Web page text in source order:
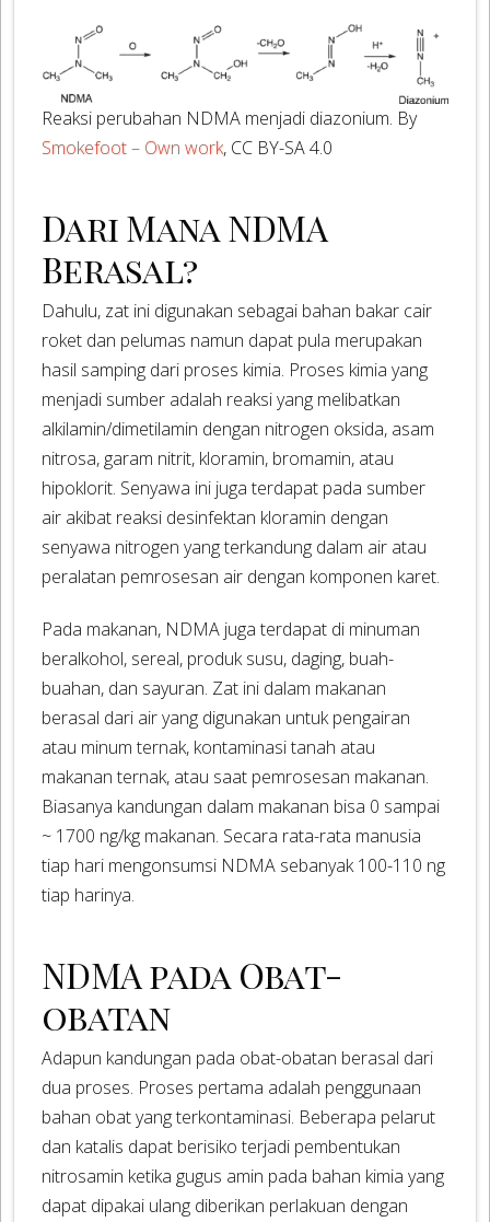
Reaksi perubahan NDMA menjadi diazonium. By
Smokefoot – Own work, CC BY-SA 4.0
Dari Mana NDMA
Berasal?
Dahulu, zat ini digunakan sebagai bahan bakar cair
roket dan pelumas namun dapat pula merupakan
hasil samping dari proses kimia. Proses kimia yang
menjadi sumber adalah reaksi yang melibatkan
alkilamin/dimetilamin dengan nitrogen oksida, asam
nitrosa, garam nitrit, kloramin, bromamin, atau
hipoklorit. Senyawa ini juga terdapat pada sumber
air akibat reaksi desinfektan kloramin dengan
senyawa nitrogen yang terkandung dalam air atau
peralatan pemrosesan air dengan komponen karet.
Pada makanan, NDMA juga terdapat di minuman
beralkohol, sereal, produk susu, daging, buah-
buahan, dan sayuran. Zat ini dalam makanan
berasal dari air yang digunakan untuk pengairan
atau minum ternak, kontaminasi tanah atau
makanan ternak, atau saat pemrosesan makanan.
Biasanya kandungan dalam makanan bisa 0 sampai
~ 1700 ng/kg makanan. Secara rata-rata manusia
tiap hari mengonsumsi NDMA sebanyak 100-110 ng
tiap harinya.
NDMA pada Obat-
obatan
Adapun kandungan pada obat-obatan berasal dari
dua proses. Proses pertama adalah penggunaan
bahan obat yang terkontaminasi. Beberapa pelarut
dan katalis dapat berisiko terjadi pembentukan
nitrosamin ketika gugus amin pada bahan kimia yang
dapat dipakai ulang diberikan perlakuan dengan